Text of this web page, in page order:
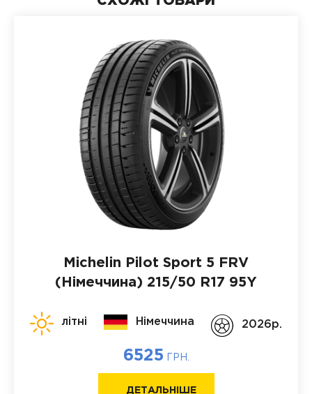
Michelin Pilot Sport 5 FRV
(Німеччина) 215/50 R17 95Y
літні Німеччина 2026p.
6525 ГРН.
ДЕТАЛЬНІШЕ